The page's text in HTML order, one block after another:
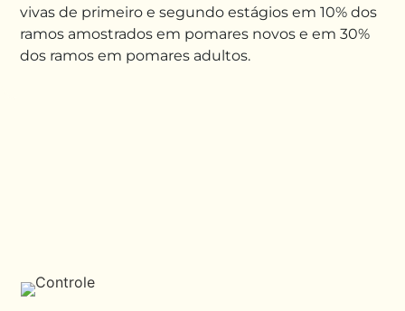
vivas de primeiro e segundo estágios em 10% dos
ramos amostrados em pomares novos e em 30%
dos ramos em pomares adultos.